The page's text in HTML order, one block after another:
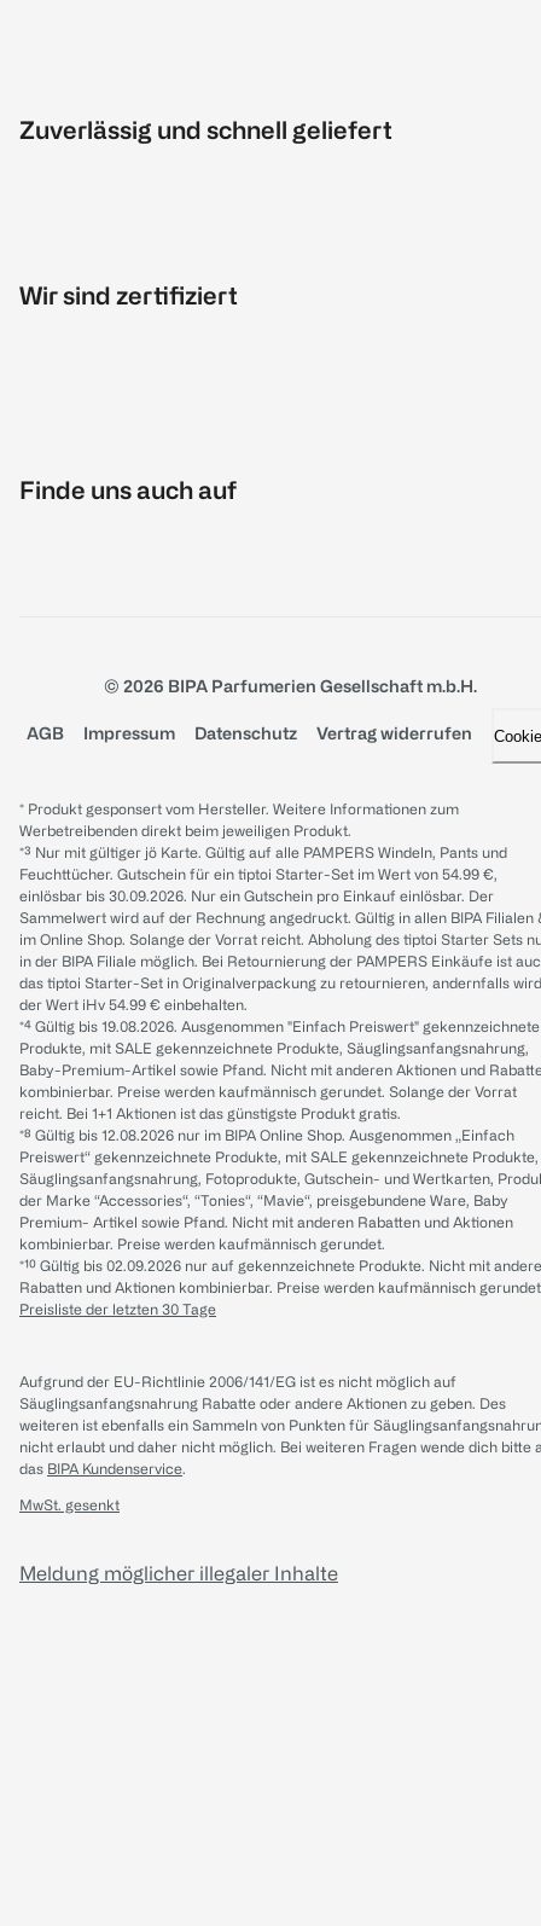
Zuverlässig und schnell geliefert
Wir sind zertifiziert
Finde uns auch auf
© 2026 BIPA Parfumerien Gesellschaft m.b.H.
AGB Impressum Datenschutz Vertrag widerrufen
* Produkt gesponsert vom Hersteller. Weitere Informationen zum
Werbetreibenden direkt beim jeweiligen Produkt.
*³ Nur mit gültiger jö Karte. Gültig auf alle PAMPERS Windeln, Pants und
Feuchttücher. Gutschein für ein tiptoi Starter-Set im Wert von 54.99 €,
einlösbar bis 30.09.2026. Nur ein Gutschein pro Einkauf einlösbar. Der
Sammelwert wird auf der Rechnung angedruckt. Gültig in allen BIPA Filialen
im Online Shop. Solange der Vorrat reicht. Abholung des tiptoi Starter Sets
in der BIPA Filiale möglich. Bei Retournierung der PAMPERS Einkäufe ist
das tiptoi Starter-Set in Originalverpackung zu retournieren, andernfalls wird
der Wert iHv 54.99 € einbehalten.
*⁴ Gültig bis 19.08.2026. Ausgenommen "Einfach Preiswert" gekennzeichnete
Produkte, mit SALE gekennzeichnete Produkte, Säuglingsanfangsnahrung,
Baby-Premium-Artikel sowie Pfand. Nicht mit anderen Aktionen und
kombinierbar. Preise werden kaufmännisch gerundet. Solange der Vorrat
reicht. Bei 1+1 Aktionen ist das günstigste Produkt gratis.
*⁸ Gültig bis 12.08.2026 nur im BIPA Online Shop. Ausgenommen „Einfach
Preiswert“ gekennzeichnete Produkte, mit SALE gekennzeichnete Produkte,
Säuglingsanfangsnahrung, Fotoprodukte, Gutschein- und Wertkarten,
der Marke “Accessories“, “Tonies“, “Mavie“, preisgebundene Ware, Baby
Premium- Artikel sowie Pfand. Nicht mit anderen Rabatten und Aktionen
kombinierbar. Preise werden kaufmännisch gerundet.
*¹⁰ Gültig bis 02.09.2026 nur auf gekennzeichnete Produkte. Nicht mit
Rabatten und Aktionen kombinierbar. Preise werden kaufmännisch
Preisliste der letzten 30 Tage
Aufgrund der EU-Richtlinie 2006/141/EG ist es nicht möglich auf
Säuglingsanfangsnahrung Rabatte oder andere Aktionen zu geben. Des
weiteren ist ebenfalls ein Sammeln von Punkten für
nicht erlaubt und daher nicht möglich. Bei weiteren Fragen wende dich bitte
das BIPA Kundenservice.
MwSt. gesenkt
Meldung möglicher illegaler Inhalte